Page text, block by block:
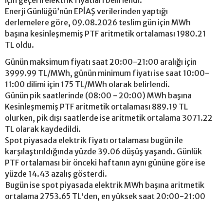
Enerji Günlüğü’nün EPİAŞ verilerinden yaptığı
derlemelere göre, 09.08.2026 teslim gün için MWh
başına kesinleşmemiş PTF aritmetik ortalaması 1980.21
TL oldu.
Günün maksimum fiyatı saat 20:00-21:00 aralığı için
3999.99 TL/MWh, günün minimum fiyatı ise saat 10:00-
11:00 dilimi için 175 TL/MWh olarak belirlendi.
Günün pik saatlerinde (08:00 - 20:00) MWh başına
Kesinleşmemiş PTF aritmetik ortalaması 889.19 TL
olurken, pik dışı saatlerde ise aritmetik ortalama 3071.22
TL olarak kaydedildi.
Spot piyasada elektrik fiyatı ortalaması bugün ile
karşılaştırıldığında yüzde 39.06 düşüş yaşandı. Günlük
PTF ortalaması bir önceki haftanın aynı gününe göre ise
yüzde 14.43 azalış gösterdi.
Bugün ise spot piyasada elektrik MWh başına aritmetik
ortalama 2753.65 TL'den, en yüksek saat 20:00-21:00